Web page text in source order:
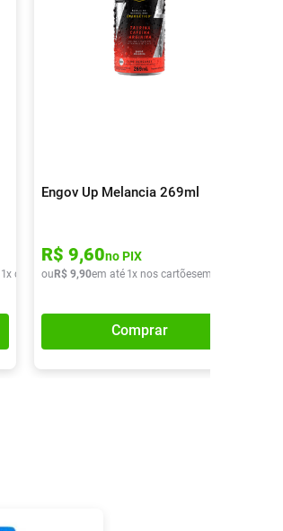
1x de R$ 9, 90
Engov Up Melancia 269ml
R$ 9,60no PIX
ou R$ 9,90em até 1x nos cartõesem até
Comprar